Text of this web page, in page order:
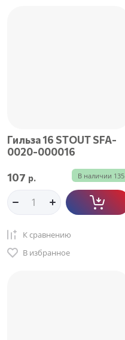
Гильза 16 STOUT SFA-
0020-000016
В наличии 135
107 р.
К сравнению
В избранное